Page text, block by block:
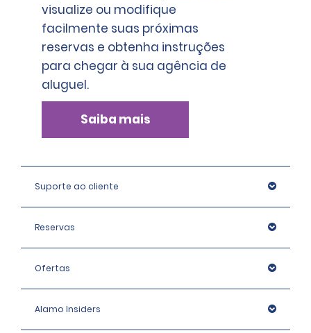
visualize ou modifique
facilmente suas próximas
reservas e obtenha instruções
para chegar à sua agência de
aluguel.
Saiba mais
Suporte ao cliente
Reservas
Ofertas
Alamo Insiders